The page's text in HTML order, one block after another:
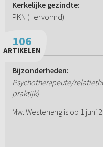
Kerkelijke gezindte:
PKN (Hervormd)
106
ARTIKELEN
Bijzonderheden:
Psychotherapeute/
praktijk)
Mw. Westeneng is op 1 juni